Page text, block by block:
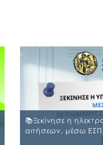
📚Ξεκίνησε η
αιτήσεων, μέσω